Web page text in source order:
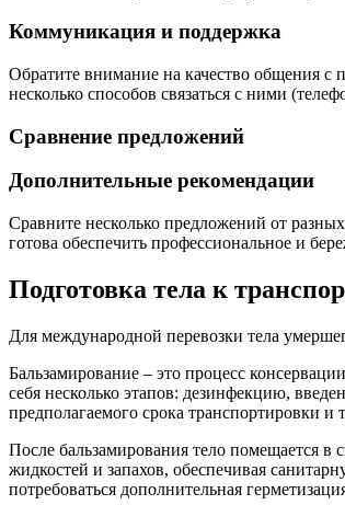
Коммуникация и поддержка
Обратите внимание на качество общения
несколько способов связаться с ними
Сравнение предложений
Дополнительные рекомендации
Сравните несколько предложений от
готова обеспечить профессиональное и
Подготовка тела к
Для международной перевозки тела
Бальзамирование – это процесс
себя несколько этапов: дезинфекцию,
предполагаемого срока транспортировки и
После бальзамирования тело помещается в
жидкостей и запахов, обеспечивая
потребоваться дополнительная